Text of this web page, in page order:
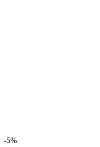
-5%